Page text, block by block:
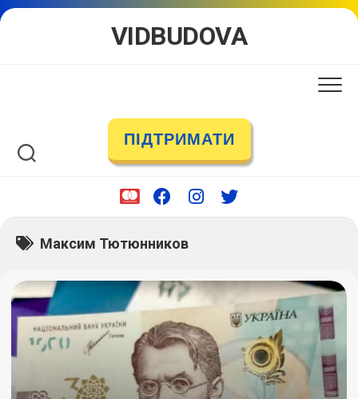
Skip
VIDBUDOVA
ПІДТРИМАТИ
Максим Тютюнников